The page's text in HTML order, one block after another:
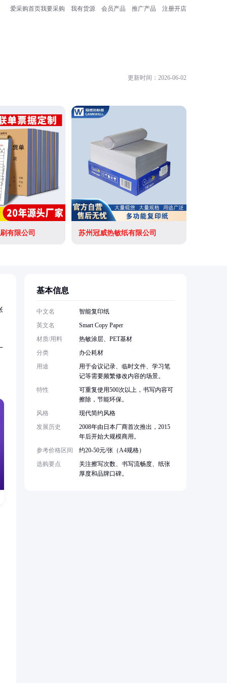
爱采购首页我要采购 我有货源 会员产品 推广产品 注册开店
更新时间：2026-06-02
有限公司 苏州冠威热敏纸有限公司
基本信息
中文名
智能复印纸
英文名
Smart Copy Paper
材质/用料
热敏涂层、PET基材
分类
办公耗材
用途
用于会议记录、临时文件、学习笔
记等需要频繁修改内容的场景。
特性
可重复使用500次以上，书写内容可
擦除，节能环保。
风格
现代简约风格
发展历史
2008年由日本厂商首次推出，2015
年后开始大规模商用。
参考价格区间
约20-50元/张（A4规格）
选购要点
关注擦写次数、书写流畅度、纸张
厚度和品牌口碑。